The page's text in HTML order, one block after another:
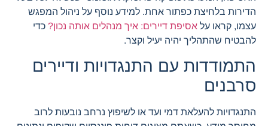
הדירות בלחיצת כפתור אחת. למידע נוסף על ניהול המפגש
עצמו, קראו על אסיפת דיירים: איך מנהלים אותה נכון? כדי
להבטיח שהתהליך יהיה יעיל וקצר.
התמודדות עם התנגדויות ודיירים
סרבנים
התנגדויות להעלאת דמי ועד או לשיפוץ נרחב נובעות לרוב